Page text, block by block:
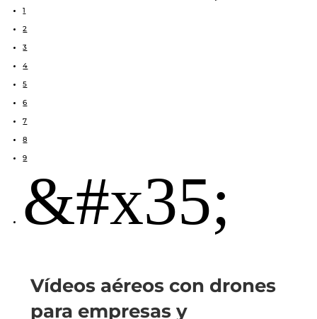
1
2
3
4
5
6
7
8
9
&#x35;
Vídeos aéreos con drones
para empresas y